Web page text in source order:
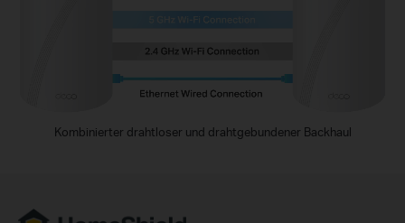
Kombinierter drahtloser und drahtgebundener Backhaul